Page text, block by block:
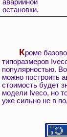
аварийной
остановки.
Кроме
типоразмеров
популярностью.
можно построить
стоимость будет
модели Iveco, но
уже сильно не в